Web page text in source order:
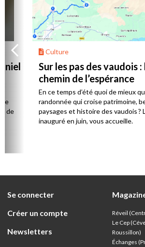
de
Culture
Sur les pas des vaudois :
chemin de l’espérance
En ce temps d’été quoi de mieux
randonnée qui croise patrimoine,
paysages et histoire des vaudois ?
inauguré en juin, vous accueille.
Se connecter
Créer un compte
Newsletters
Réveil
Le Cep
Roussillon)
Échanges